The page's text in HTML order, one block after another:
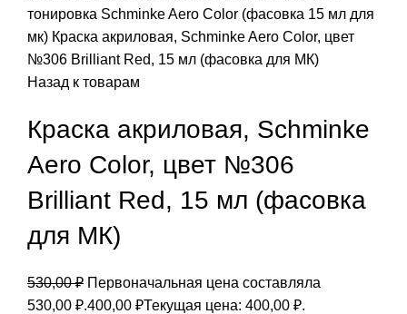
тонировка Schminke Aero Color (фасовка 15 мл для
мк) Краска акриловая, Schminke Aero Color, цвет
№306 Brilliant Red, 15 мл (фасовка для МК)
Назад к товарам
Краска акриловая, Schminke
Aero Color, цвет №306
Brilliant Red, 15 мл (фасовка
для МК)
530,00₽ Первоначальная цена составляла
530,00 ₽.400,00 ₽Текущая цена: 400,00 ₽.